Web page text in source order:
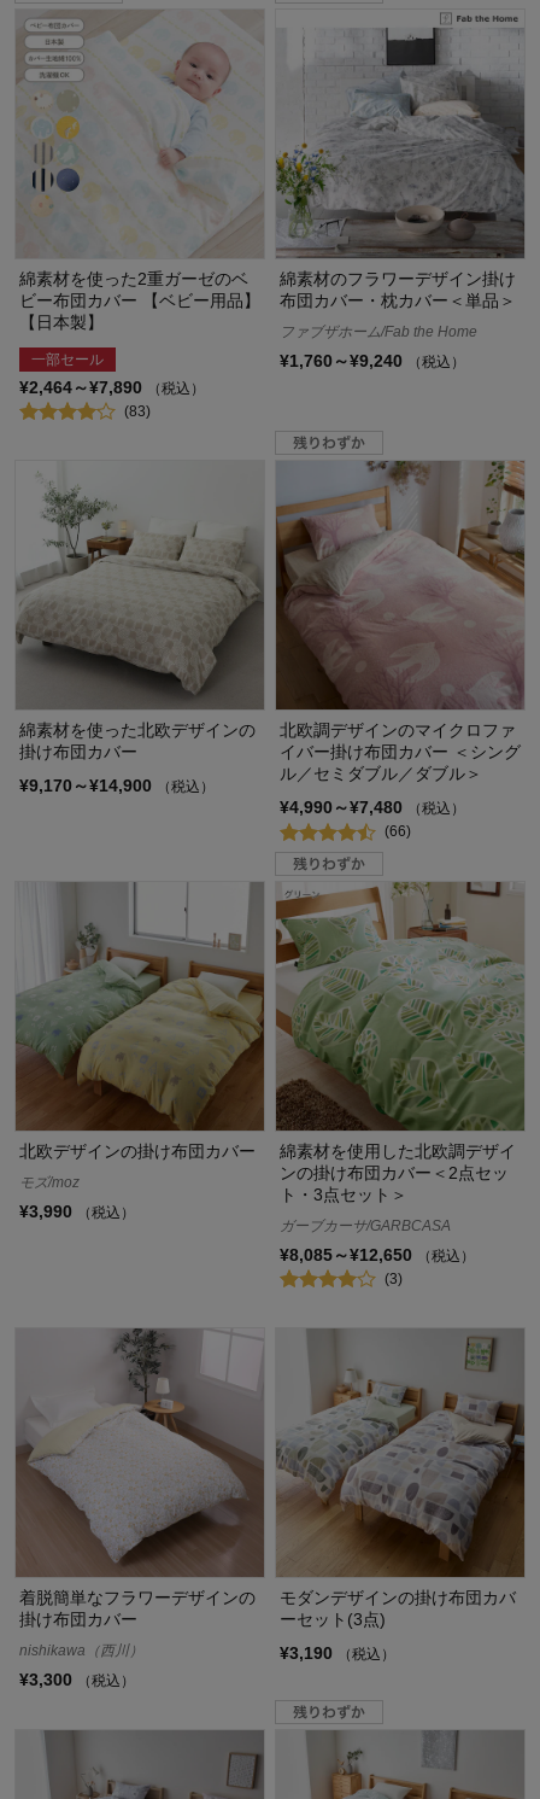
綿素材を使った2重ガーゼのベ
ビー布団カバー 【ベビー用品】
【日本製】
一部セール
¥2,464～¥7,890
（税込）
(83)
綿素材のフラワーデザイン掛け
布団カバー・枕カバー＜単品＞
ファブザホーム/Fab the Home
¥1,760～¥9,240 （税込）
綿素材を使った北欧デザインの
掛け布団カバー
¥9,170～¥14,900
（税込）
北欧調デザインのマイクロファ
イバー掛け布団カバー ＜シング
ル／セミダブル／ダブル＞
¥4,990～¥7,480
（税込）
(66)
北欧デザインの掛け布団カバー
モズ/moz
¥3,990 （税込）
綿素材を使用した北欧調デザイ
ンの掛け布団カバー＜2点セッ
ト・3点セット＞
ガーブカーサ/GARBCASA
¥8,085～¥12,650
（税込）
(3)
着脱簡単なフラワーデザインの
掛け布団カバー
nishikawa（西川）
¥3,300 （税込）
モダンデザインの掛け布団カバ
ーセット(3点)
¥3,190
（税込）